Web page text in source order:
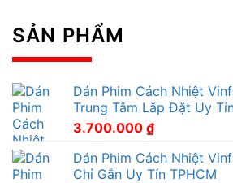
SẢN PHẨM
Dán Phim Cách Nhiệt
Trung Tâm Lắp Đặt Uy
3.700.000 ₫
Dán Phim Cách Nhiệt
Chỉ Gắn Uy Tín TPHCM